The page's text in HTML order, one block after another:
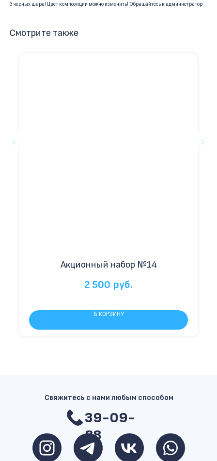
3 черных шара! Цвет композиции можно изменить! Обращайтесь к администратор
Смотрите также
Акционный набор №14
2 500 руб.
В КОРЗИНУ
39-09-
88
Свяжитесь с нами любым способом